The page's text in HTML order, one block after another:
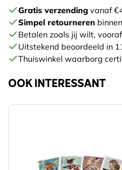
Gratis verzending vanaf
Simpel retourneren
Betalen zoals jij wilt,
Uitstekend beoordeeld in
Thuiswinkel waarborg
OOK INTERESSANT